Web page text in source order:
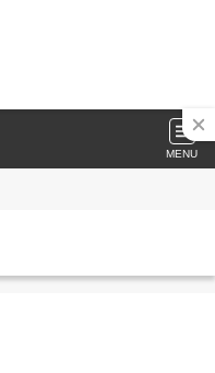
MENU